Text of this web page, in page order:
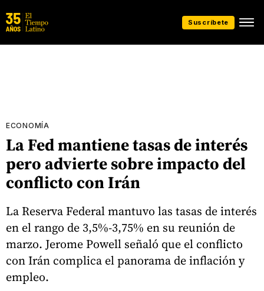
Suscríbete
ECONOMÍA
La Fed mantiene tasas de interés
pero advierte sobre impacto del
conflicto con Irán
La Reserva Federal mantuvo las tasas de interés
en el rango de 3,5%-3,75% en su reunión de
marzo. Jerome Powell señaló que el conflicto
con Irán complica el panorama de inflación y
empleo.